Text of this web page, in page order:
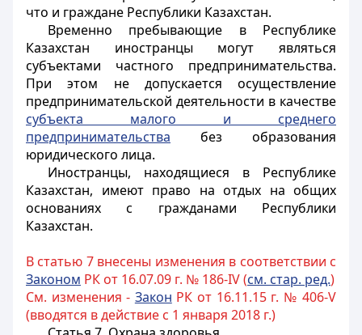
что и граждане Республики Казахстан.
Временно пребывающие в Республике
Казахстан иностранцы могут являться
субъектами частного предпринимательства.
При этом не допускается осуществление
предпринимательской деятельности в качестве
субъекта малого и среднего
предпринимательства без образования
юридического лица.
Иностранцы, находящиеся в Республике
Казахстан, имеют право на отдых на общих
основаниях с гражданами Республики
Казахстан.
В статью 7 внесены изменения в соответствии с
Законом РК от 16.07.09 г. № 186-IV (см. стар. ред.)
См. изменения - Закон РК от 16.11.15 г. № 406-V
(вводятся в действие с 1 января 2018 г.)